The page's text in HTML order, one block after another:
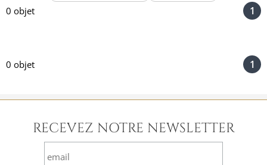
0 objet 1
0 objet 1
RECEVEZ NOTRE NEWSLETTER